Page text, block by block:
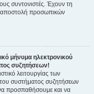
συντονιστές. Έχουν τη
αποστολή προσωπικών
μήνυμα ηλεκτρονικού
συζητήσεων!
λειτουργίας των
συστήματος συζητήσεων
να προσπαθήσουμε και να